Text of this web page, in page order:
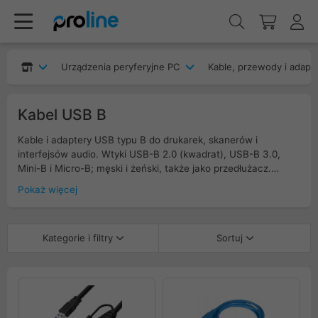
Urządzenia peryferyjne PC Kable, przewody i
Kabel USB B
Kable i adaptery USB typu B do drukarek, skanerów i
interfejsów audio. Wtyki USB-B 2.0 (kwadrat), USB-B 3.0,
Mini-B i Micro-B; męski i żeński, także jako przedłużacz.
Wersje proste i kątowe, ekranowanie, rdzenie ferrytowe,
do USB-B. Filtruj po typie złącza, standardzie, długości, AWG,
Pokaż więcej
Kategorie i filtry Sortuj